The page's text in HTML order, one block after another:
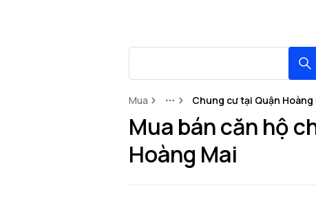
Mua MoreChung cư tại Quận Hoàng
Mua bán căn hộ
Hoàng Mai